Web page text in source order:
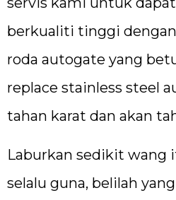
berkualiti tinggi
roda autogate yang
replace stainless steel
tahan karat dan akan
Laburkan sedikit wang
selalu guna, belilah